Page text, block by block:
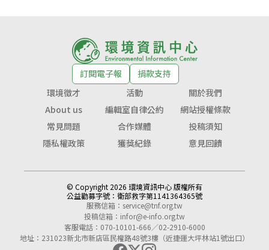
訂閱電子報
捐款支持
環境徵才
活動
關於我們
About us
編輯室自律公約
網站授權條款
常見問題
合作媒體
投稿須知
隱私權政策
獲獎紀錄 意見回饋
© Copyright 2026 環境資訊中心 版權所有
公益勸募字號： 衛部救字第1141364365號
服務信箱： service@tnf.org.tw
投稿信箱： infor@e-info.org.tw
客服電話：070-10101-666／02-2910-6000
地址：231023新北市新店區民權路48號3樓（近捷運大坪林站1號出口）